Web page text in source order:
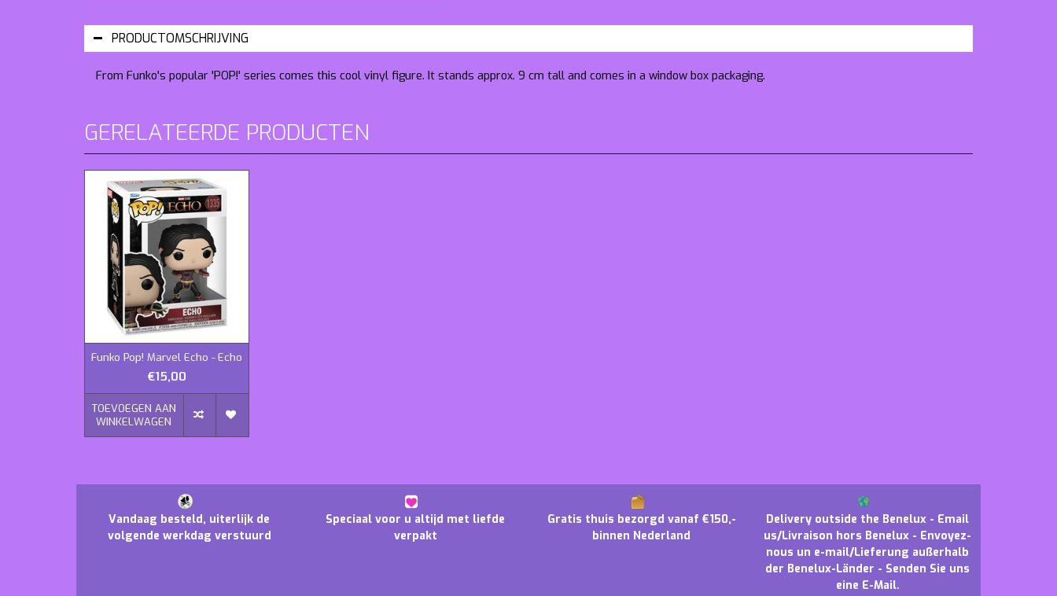
PRODUCTOMSCHRIJVING
From Funko's popular 'POP!' series comes this cool vinyl figure. It stands approx. 9 cm tall and comes in a window box packaging.
GERELATEERDE PRODUCTEN
Funko Pop! Marvel Echo - Echo
€15,00
TOEVOEGEN AAN
WINKELWAGEN
Vandaag besteld, uiterlijk de
volgende werkdag verstuurd
Speciaal voor u altijd met liefde
verpakt
Gratis thuis bezorgd vanaf €150,-
binnen Nederland
Delivery outside the Benelux - Email
us/Livraison hors Benelux - Envoyez-
nous un e-mail/Lieferung außerhalb
der Benelux-Länder - Senden Sie uns
eine E-Mail.